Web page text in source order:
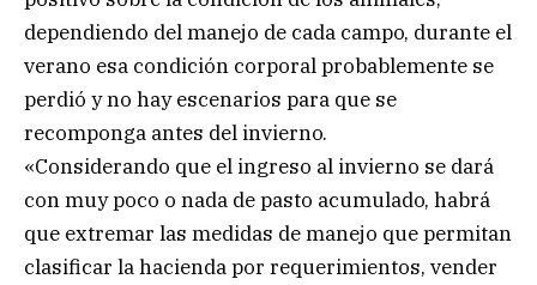
dependiendo del manejo de cada campo, durante el
verano esa condición corporal probablemente se
perdió y no hay escenarios para que se
recomponga antes del invierno.
«Considerando que el ingreso al invierno se dará
con muy poco o nada de pasto acumulado, habrá
que extremar las medidas de manejo que permitan
clasificar la hacienda por requerimientos, vender